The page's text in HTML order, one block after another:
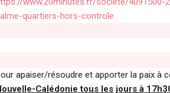
quartiers-hors-controle
apaiser/résoudre et apporter la paix à
Calédonie tous les jours à